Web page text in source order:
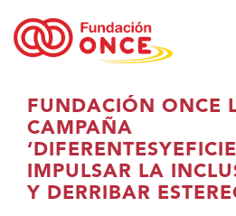
Estás
contido
principal
FUNDACIÓN ONCE
CAMPAÑA
IMPULSAR LA
Y DERRIBAR